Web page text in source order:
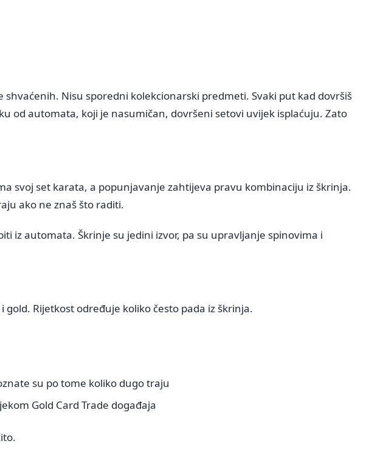
Nisu sporedni kolekcionarski predmeti. Svaki put kad dovršiš
od automata, koji je nasumičan, dovršeni setovi uvijek isplaćuju. Zato
svoj set karata, a popunjavanje zahtijeva pravu kombinaciju iz škrinja.
ako ne znaš što raditi.
iz automata. Škrinje su jedini izvor, pa su upravljanje spinovima i
Rijetkost određuje koliko često pada iz škrinja.
su po tome koliko dugo traju
Gold Card Trade događaja